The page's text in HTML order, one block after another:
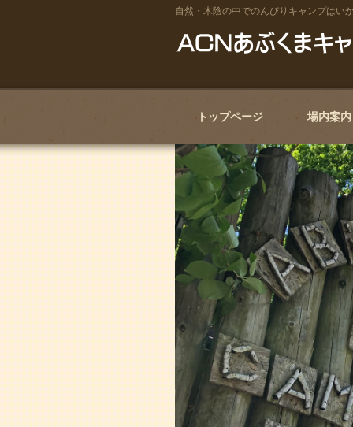
自然・木陰の中でのんびりキャンプはい
トップページ 場内案内